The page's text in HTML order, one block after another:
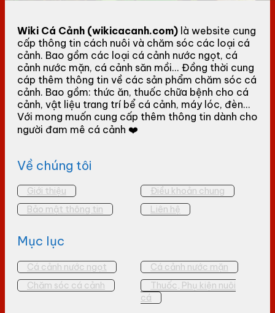
Wiki Cá Cảnh (wikicacanh.com) là website cung
cấp thông tin cách nuôi và chăm sóc các loại cá
cảnh. Bao gồm các loại cá cảnh nước ngọt, cá
cảnh nước mặn, cá cảnh săn mồi... Đồng thời cung
cáp thêm thông tin về các sản phẩm chăm sóc cá
cảnh. Bao gồm: thức ăn, thuốc chữa bệnh cho cá
cảnh, vật liệu trang trí bể cá cảnh, máy lóc, đèn...
Với mong muốn cung cấp thêm thông tin dành cho
người đam mê cá cảnh ❤️
Về chúng tôi
Giới thiệu
Điều khoản chung
Bảo mật thông tin
Liên hệ
Mục lục
Cá cảnh nước ngọt
Cá cảnh nước mặn
Chăm sóc cá cảnh
Thuốc, Phụ kiện nuôi
cá